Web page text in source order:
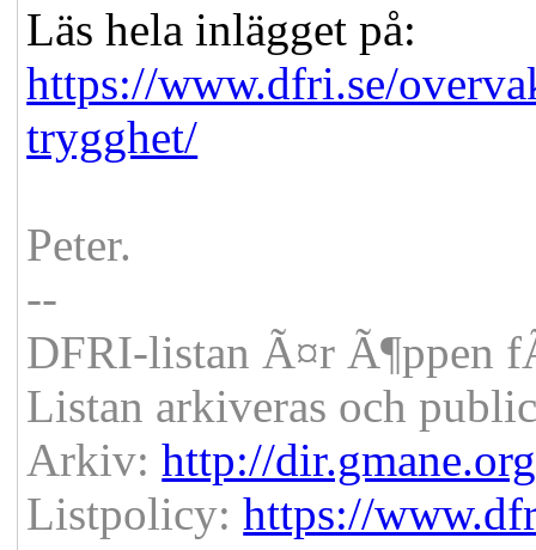
Läs hela inlägget på:
https://www.dfri.se/
trygghet/
Peter.
--
DFRI-listan Ã¤r Ã¶ppen
Listan arkiveras och
Arkiv:http://
Listpolicy:https://